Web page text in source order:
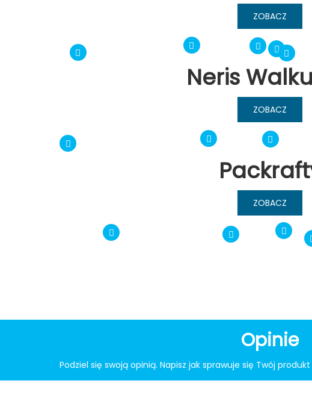
ZOBACZ
Neris
ZOBACZ
ZOBACZ
Opinie
Podziel się swoją opinią. Napisz jak sprawuje się Twój